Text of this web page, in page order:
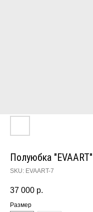
Полуюбка "EVAART"
SKU: EVAART-7
37 000 р.
Размер